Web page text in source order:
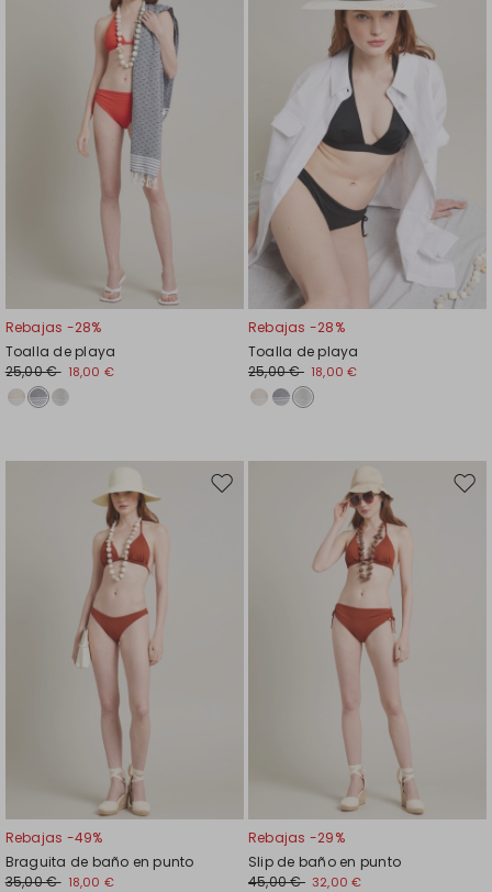
Rebajas -28%
Toalla de playa
25,00 € 18,00 €
Rebajas -28%
Toalla de playa
25,00 € 18,00 €
Mover
Rebajas -49%
Braguita de baño en punto
35,00 € 18,00 €
Rebajas -29%
Slip de baño en punto
45,00 € 32,00 €